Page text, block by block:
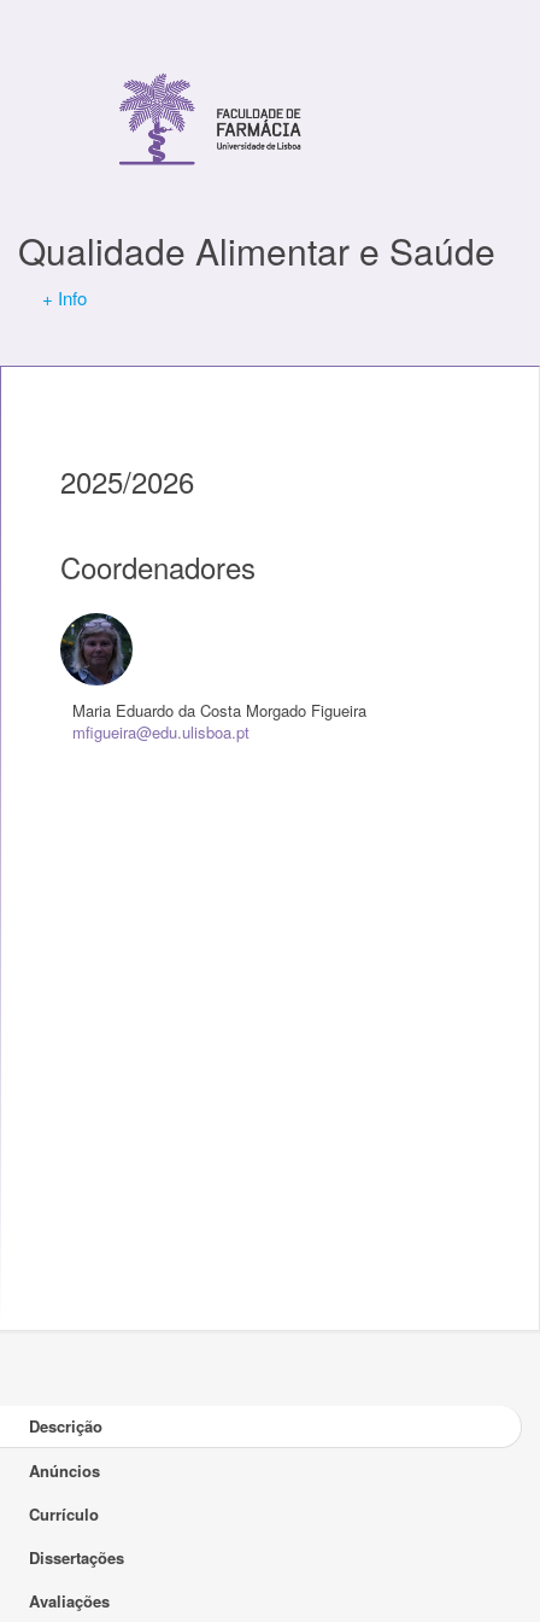
Qualidade Alimentar e Saúde
+ Info
2025/2026
Coordenadores
Maria Eduardo da Costa Morgado Figueira
mfigueira@edu.ulisboa.pt
Descrição
Anúncios
Currículo
Dissertações
Avaliações